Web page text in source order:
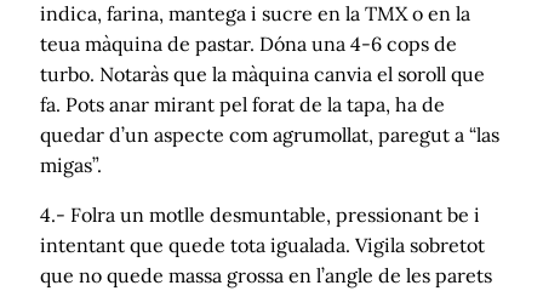
indica, farina, mantega i sucre en la TMX o en la
teua màquina de pastar. Dóna una 4-6 cops de
turbo. Notaràs que la màquina canvia el soroll que
fa. Pots anar mirant pel forat de la tapa, ha de
quedar d’un aspecte com agrumollat, paregut a “las
migas”.
4.- Folra un motlle desmuntable, pressionant be i
intentant que quede tota igualada. Vigila sobretot
que no quede massa grossa en l’angle de les parets